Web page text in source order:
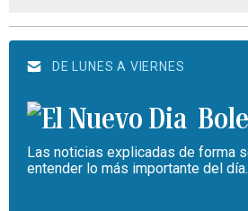
DE LUNES A VIERNES
Las noticias explicadas de forma
entender lo más importante del día.